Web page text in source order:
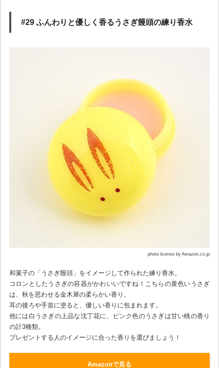
#29 ふんわりと優しく香るうさぎ饅頭の練り香水
photo license by Amazon.co.jp
和菓子の「うさぎ饅頭」をイメージして作られた練り香水。
コロンとしたうさぎの容器がかわいいですね！こちらの黄色いうさぎ
は、秋を思わせる金木犀の柔らかい香り。
耳の後ろや手首に塗ると、優しい香りに包まれます。
他には白うさぎの上品な沈丁花に、ピンク色のうさぎは甘い桃の香り
の計3種類。
プレゼントする人のイメージに合った香りを選びましょう！
Amazonで見る